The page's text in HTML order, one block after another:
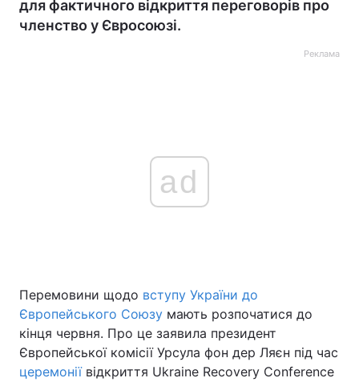
Україна Політика
Економіка Світ
Спорт Наука
для фактичного відкриття переговорів про
членство у Євросоюзі.
Реклама
ad
Перемовини щодо вступу України до
Європейського Союзу мають розпочатися до
кінця червня. Про це заявила президент
Європейської комісії Урсула фон дер Ляєн під час
церемонії відкриття Ukraine Recovery Conference